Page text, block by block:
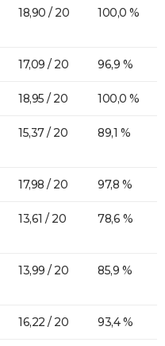
18,90 / 20 100,0 %
17,09 / 20 96,9 %
18,95 / 20 100,0 %
15,37 / 20 89,1 %
17,98 / 20 97,8 %
13,61 / 20 78,6 %
13,99 / 20 85,9 %
16,22 / 20 93,4 %